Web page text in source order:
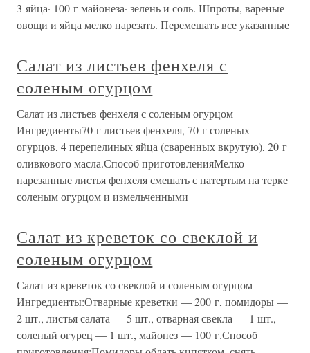
3 яйца· 100 г майонеза· зелень и соль. Шпроты, вареные
овощи и яйца мелко нарезать. Перемешать все указанные
Салат из листьев фенхеля с
соленым огурцом
Салат из листьев фенхеля с соленым огурцом
Ингредиенты70 г листьев фенхеля, 70 г соленых
огурцов, 4 перепелиных яйца (сваренных вкрутую), 20 г
оливкового масла.Способ приготовленияМелко
нарезанные листья фенхеля смешать с натертым на терке
соленым огурцом и измельченными
Салат из креветок со свеклой и
соленым огурцом
Салат из креветок со свеклой и соленым огурцом
Ингредиенты:Отварные креветки — 200 г, помидоры —
2 шт., листья салата — 5 шт., отварная свекла — 1 шт.,
соленый огурец — 1 шт., майонез — 100 г.Способ